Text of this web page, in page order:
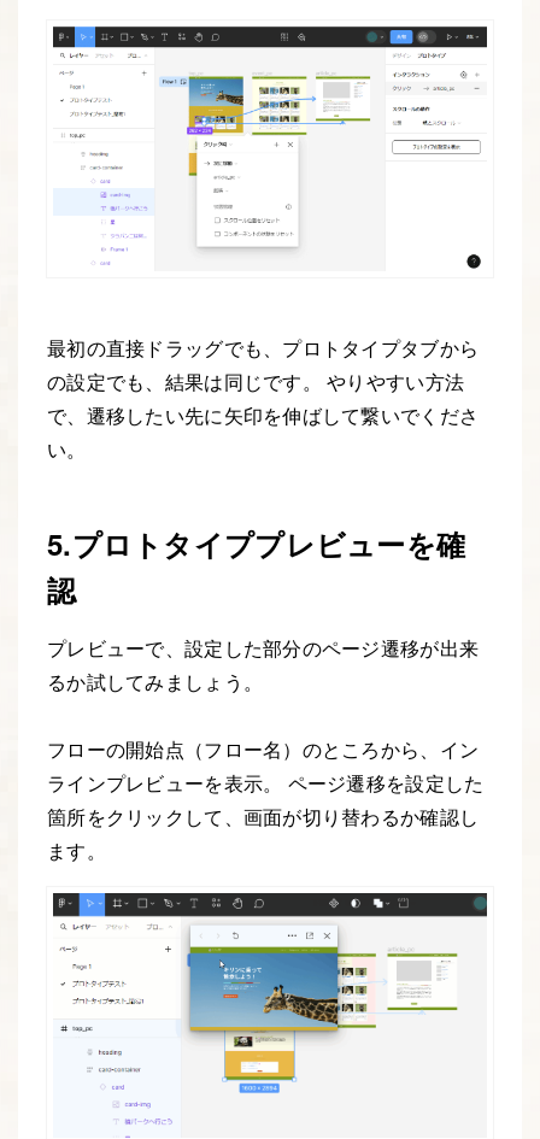
最初の直接ドラッグでも、プロトタイプタブから
の設定でも、結果は同じです。 やりやすい方法
で、遷移したい先に矢印を伸ばして繋いでくださ
い。
5.プロトタイププレビューを確
認
プレビューで、設定した部分のページ遷移が出来
るか試してみましょう。
フローの開始点（フロー名）のところから、イン
ラインプレビューを表示。 ページ遷移を設定した
箇所をクリックして、画面が切り替わるか確認し
ます。